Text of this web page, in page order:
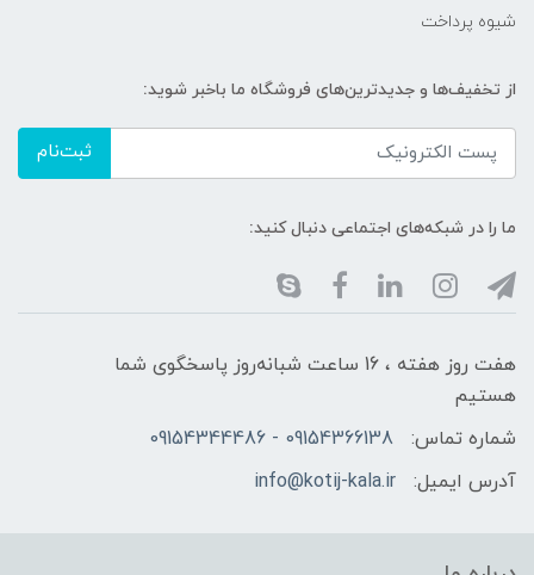
شیوه پرداخت
از تخفیف‌ها و جدیدترین‌های فروشگاه ما باخبر شوید:
ثبت‌نام
ما را در شبکه‌های اجتماعی دنبال کنید:
هفت روز هفته ، 16 ساعت شبانه‌روز پاسخگوی شما
هستیم
شماره تماس:
09154366138 - 09154344486
آدرس ایمیل:
info@kotij-kala.ir